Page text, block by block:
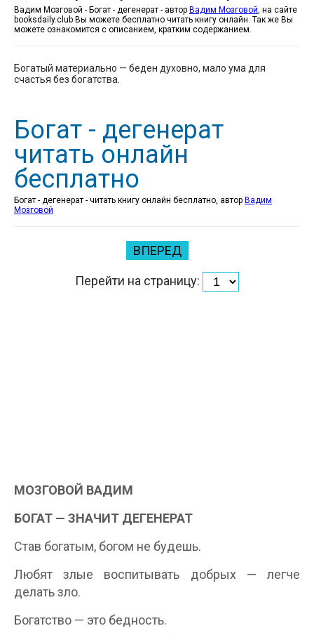
Вадим Мозговой - Богат - дегенерат - автор Вадим Мозговой, на сайте
booksdaily.club Вы можете бесплатно читать книгу онлайн. Так же Вы
можете ознакомится с описанием, кратким содержанием.
Богатый материально — беден духовно, мало ума для
счастья без богатства.
Богат - дегенерат
читать онлайн
бесплатно
Богат - дегенерат - читать книгу онлайн бесплатно, автор Вадим
Мозговой
ВПЕРЕД
Перейти на страницу:
МОЗГОВОЙ ВАДИМ
БОГАТ — ЗНАЧИТ ДЕГЕНЕРАТ
Став богатым, богом не будешь.
Любят злые воспитывать добрых — легче
делать зло.
Богатство — это бедность.